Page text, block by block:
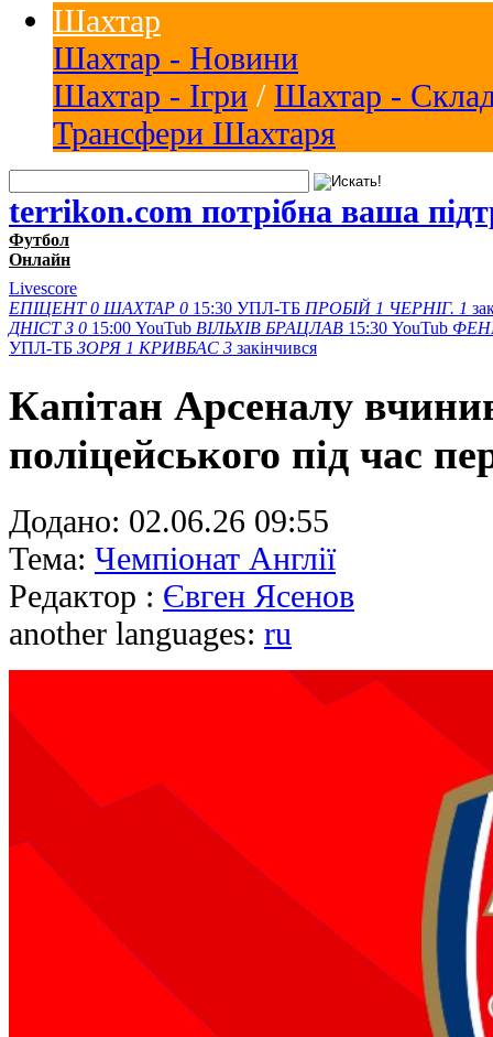
Шахтар
Шахтар - Новини
Шахтар - Ігри / Шахтар -
Трансфери Шахтаря
terrikon.com потрібна ваша
Футбол
Онлайн
Livescore
ЕПІЦЕНТ 0 ШАХТАР 0 15:30 УПЛ-ТБ ПРОБІЙ 1 ЧЕРНІГ. 1
ДНІСТ З 0 15:00 YouTub ВІЛЬХІВ БРАЦЛАВ 15:30 YouTub
УПЛ-ТБ ЗОРЯ 1 КРИВБАС 3 закінчився
Капітан Арсеналу
поліцейського під час
Додано: 02.06.26 09:55
Тема: Чемпіонат Англії
Редактор : Євген Ясенов
another languages: ru